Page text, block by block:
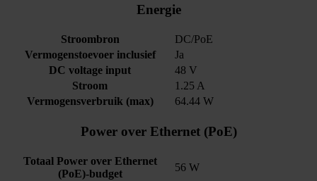
Energie
Stroombron
DC/PoE
Vermogenstoevoer inclusief
Ja
DC voltage input
48 V
Stroom
1.25 A
Vermogensverbruik (max)
64.44 W
Power over Ethernet (PoE)
Totaal Power over Ethernet
(PoE)-budget
56 W